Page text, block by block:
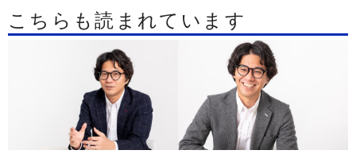
こちらも読まれています